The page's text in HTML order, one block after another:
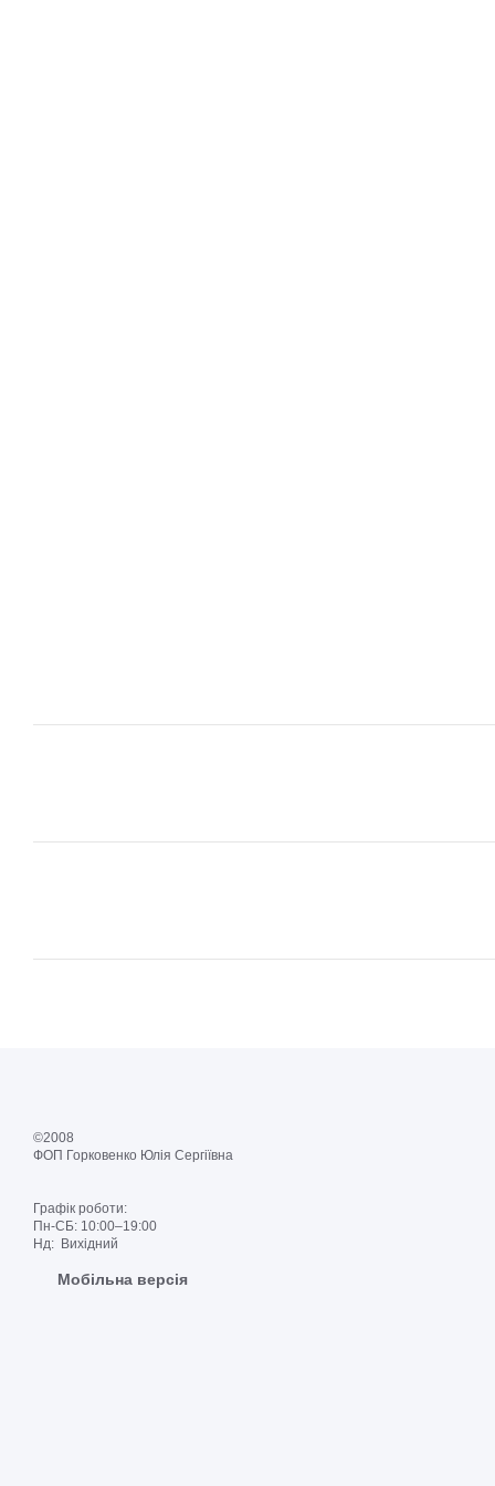
©2008
ФОП Горковенко Юлія Сергіївна
Графік роботи:
Пн-СБ: 10:00–19:00
Нд: Вихідний
Мобільна версія